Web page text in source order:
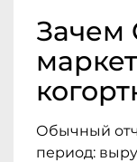
Зачем
Обычный
период: